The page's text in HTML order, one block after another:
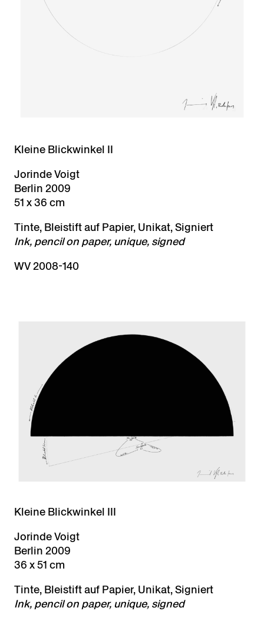
Kleine Blickwinkel II
Jorinde Voigt
Berlin 2009
51 x 36 cm
Tinte, Bleistift auf Papier, Unikat, Signiert
Ink, pencil on paper, unique, signed
WV 2008-140
Kleine Blickwinkel III
Jorinde Voigt
Berlin 2009
36 x 51 cm
Tinte, Bleistift auf Papier, Unikat, Signiert
Ink, pencil on paper, unique, signed